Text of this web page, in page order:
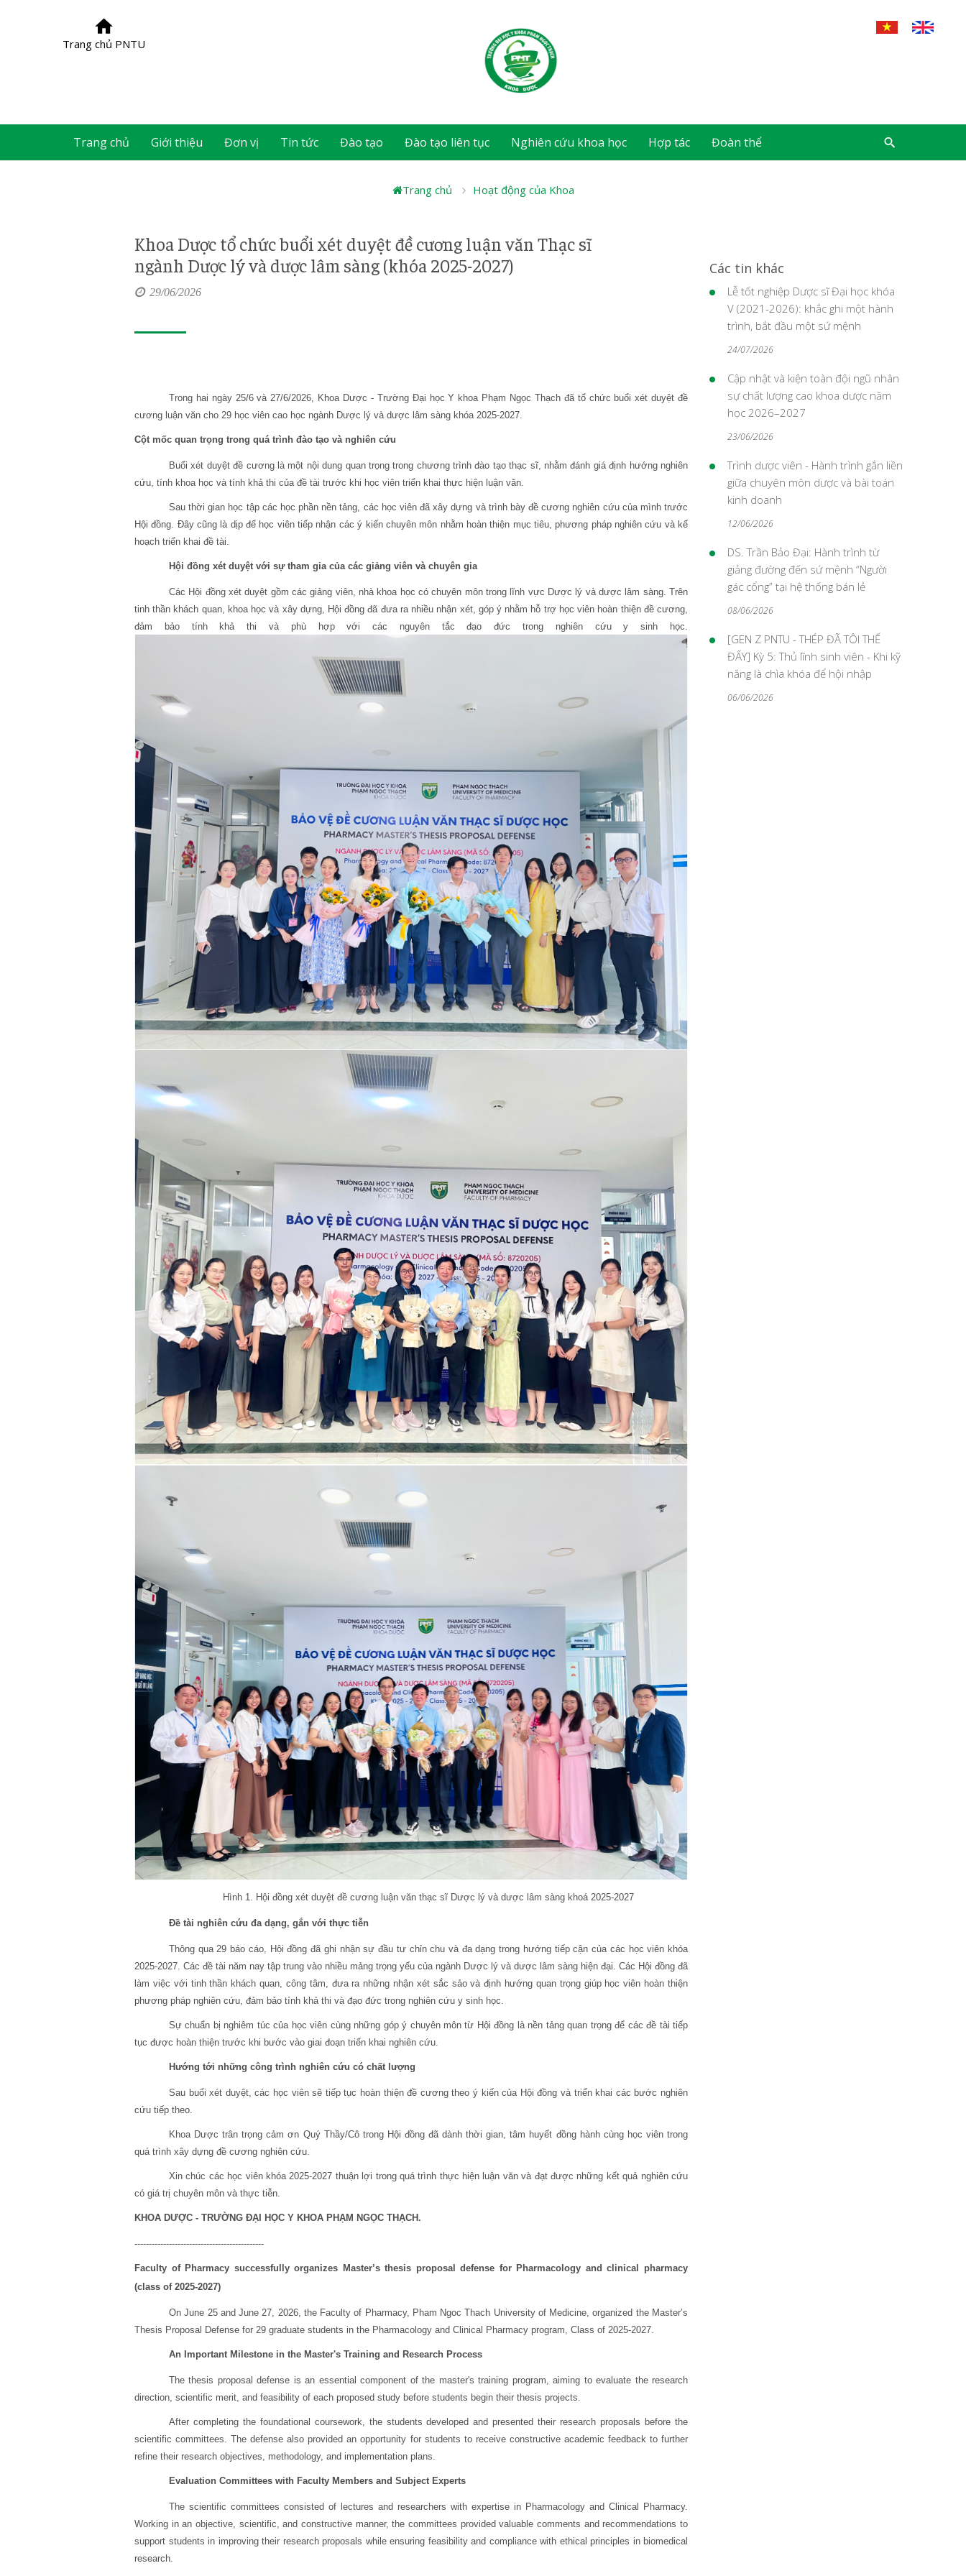
Trang chủ PNTU
Trang chủ Giới thiệu Đơn vị Tin tức Đào tạo Đào tạo liên tục Nghiên cứu khoa học Hợp tác Đoàn thể
Trang chủ Hoạt động của Khoa
Khoa Dược tổ chức buổi xét duyệt đề cương luận văn Thạc sĩ
ngành Dược lý và dược lâm sàng (khóa 2025-2027)
29/06/2026
Trong hai ngày 25/6 và 27/6/2026, Khoa Dược - Trường Đại học Y khoa Phạm Ngọc Thạch đã tổ chức buổi xét duyệt đề
cương luận văn cho 29 học viên cao học ngành Dược lý và dược lâm sàng khóa 2025-2027.
Cột mốc quan trọng trong quá trình đào tạo và nghiên cứu
Buổi xét duyệt đề cương là một nội dung quan trọng trong chương trình đào tạo thạc sĩ, nhằm đánh giá định hướng nghiên
cứu, tính khoa học và tính khả thi của đề tài trước khi học viên triển khai thực hiện luận văn.
Sau thời gian học tập các học phần nền tảng, các học viên đã xây dựng và trình bày đề cương nghiên cứu của mình trước
Hội đồng. Đây cũng là dịp để học viên tiếp nhận các ý kiến chuyên môn nhằm hoàn thiện mục tiêu, phương pháp nghiên cứu và kế
hoạch triển khai đề tài.
Hội đồng xét duyệt với sự tham gia của các giảng viên và chuyên gia
Các Hội đồng xét duyệt gồm các giảng viên, nhà khoa học có chuyên môn trong lĩnh vực Dược lý và dược lâm sàng. Trên
tinh thần khách quan, khoa học và xây dựng, Hội đồng đã đưa ra nhiều nhận xét, góp ý nhằm hỗ trợ học viên hoàn thiện đề cương,
đảm bảo tính khả thi và phù hợp với các nguyên tắc đạo đức trong nghiên cứu y sinh học.
Hình 1. Hội đồng xét duyệt đề cương luận văn thạc sĩ Dược lý và dược lâm sàng khoá 2025-2027
Đề tài nghiên cứu đa dạng, gắn với thực tiễn
Thông qua 29 báo cáo, Hội đồng đã ghi nhận sự đầu tư chỉn chu và đa dạng trong hướng tiếp cận của các học viên khóa
2025-2027. Các đề tài năm nay tập trung vào nhiều mảng trọng yếu của ngành Dược lý và dược lâm sàng hiện đại Các Hội đồng đã
làm việc với tinh thần khách quan, công tâm, đưa ra những nhận xét sắc sảo và định hướng quan trọng giúp học viên hoàn thiện
phương pháp nghiên cứu, đảm bảo tính khả thi và đạo đức trong nghiên cứu y sinh học.
Sự chuẩn bị nghiêm túc của học viên cùng những góp ý chuyên môn từ Hội đồng là nền tảng quan trọng để các đề tài tiếp
tục được hoàn thiện trước khi bước vào giai đoạn triển khai nghiên cứu.
Hướng tới những công trình nghiên cứu có chất lượng
Sau buổi xét duyệt, các học viên sẽ tiếp tục hoàn thiện đề cương theo ý kiến của Hội đồng và triển khai các bước nghiên
cứu tiếp theo.
Khoa Dược trân trọng cảm ơn Quý Thầy/Cô trong Hội đồng đã dành thời gian, tâm huyết đồng hành cùng học viên trong
quá trình xây dựng đề cương nghiên cứu.
Xin chúc các học viên khóa 2025-2027 thuận lợi trong quá trình thực hiện luận văn và đạt được những kết quả nghiên cứu
có giá trị chuyên môn và thực tiễn.
KHOA DƯỢC - TRƯỜNG ĐẠI HỌC Y KHOA PHẠM NGỌC THẠCH.
---------------------------------------------
Faculty of Pharmacy successfully organizes Master’s thesis proposal defense for Pharmacology and clinical pharmacy
(class of 2025-2027)
On June 25 and June 27, 2026, the Faculty of Pharmacy, Pham Ngoc Thach University of Medicine, organized the Master’s
Thesis Proposal Defense for 29 graduate students in the Pharmacology and Clinical Pharmacy program, Class of 2025-2027.
An Important Milestone in the Master's Training and Research Process
The thesis proposal defense is an essential component of the master's training program, aiming to evaluate the research
direction, scientific merit, and feasibility of each proposed study before students begin their thesis projects.
After completing the foundational coursework, the students developed and presented their research proposals before the
scientific committees. The defense also provided an opportunity for students to receive constructive academic feedback to further
refine their research objectives, methodology, and implementation plans.
Evaluation Committees with Faculty Members and Subject Experts
The scientific committees consisted of lectures and researchers with expertise in Pharmacology and Clinical Pharmacy.
Working in an objective, scientific, and constructive manner, the committees provided valuable comments and recommendations to
support students in improving their research proposals while ensuring feasibility and compliance with ethical principles in biomedical
research.
Các tin khác
Lễ tốt nghiệp Dược sĩ Đại học khóa
V (2021-2026): khắc ghi một hành
trình, bắt đầu một sứ mệnh
24/07/2026
Cập nhật và kiện toàn đội ngũ nhân
sự chất lượng cao khoa dược năm
học 2026–2027
23/06/2026
Trình dược viên - Hành trình gắn liền
giữa chuyên môn dược và bài toán
kinh doanh
12/06/2026
DS. Trần Bảo Đại: Hành trình từ
giảng đường đến sứ mệnh “Người
gác cổng” tại hệ thống bán lẻ
08/06/2026
[GEN Z PNTU - THÉP ĐÃ TÔI THẾ
ĐẤY] Kỳ 5: Thủ lĩnh sinh viên - Khi kỹ
năng là chìa khóa để hội nhập
06/06/2026